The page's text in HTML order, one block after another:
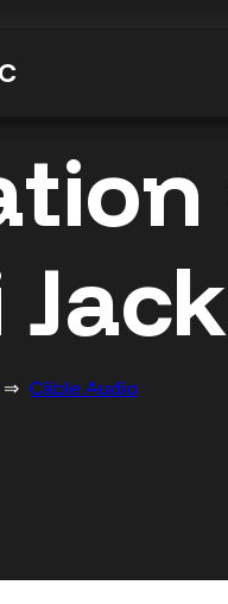
⇒Câble Audio